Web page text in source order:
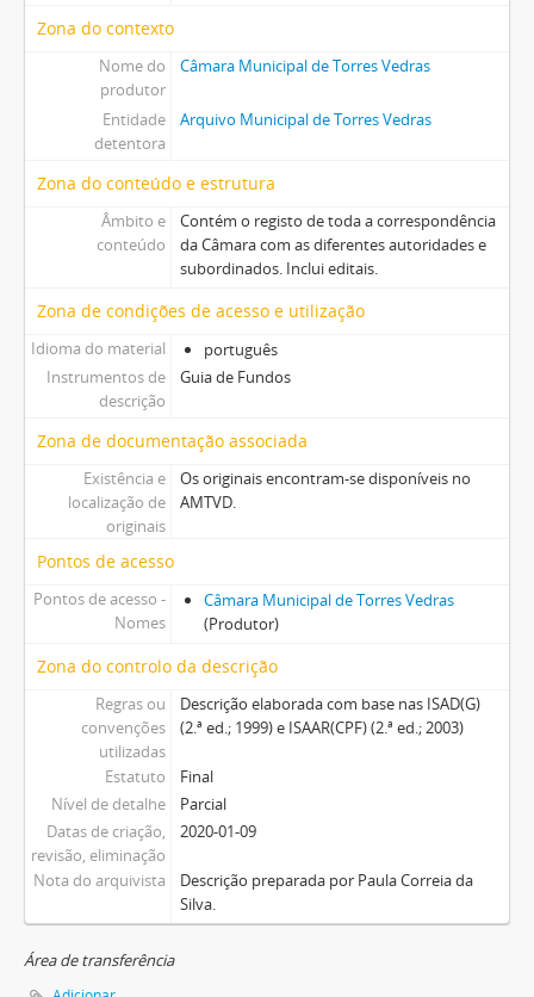
Zona do contexto
Nome do
produtor
Câmara Municipal de Torres Vedras
Entidade
detentora
Arquivo Municipal de Torres Vedras
Zona do conteúdo e estrutura
Âmbito e
conteúdo
Contém o registo de toda a correspondência
da Câmara com as diferentes autoridades e
subordinados. Inclui editais.
Zona de condições de acesso e utilização
Idioma do material
português
Instrumentos de
descrição
Guia de Fundos
Zona de documentação associada
Existência e
localização de
originais
Os originais encontram-se disponíveis no
AMTVD.
Pontos de acesso
Pontos de acesso -
Nomes
Câmara Municipal de Torres Vedras
(Produtor)
Zona do controlo da descrição
Regras ou
convenções
utilizadas
Descrição elaborada com base nas ISAD(G)
(2.ª ed.; 1999) e ISAAR(CPF) (2.ª ed.; 2003)
Estatuto
Final
Nível de detalhe
Parcial
Datas de criação,
revisão, eliminação
2020-01-09
Nota do arquivista
Descrição preparada por Paula Correia da
Silva.
Área de transferência